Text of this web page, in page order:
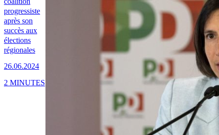
progressiste
après son
succès aux
élections
régionales
26.06.2024
2 MINUTES